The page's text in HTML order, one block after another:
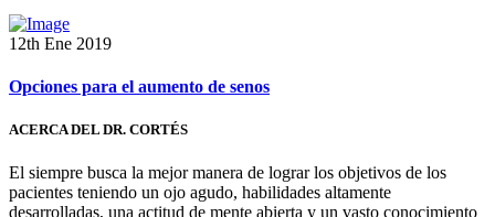
12th Ene 2019
Opciones para el aumento de senos
ACERCA DEL DR. CORTÉS
El siempre busca la mejor manera de lograr los objetivos de los
pacientes teniendo un ojo agudo, habilidades altamente
desarrolladas, una actitud de mente abierta y un vasto conocimiento